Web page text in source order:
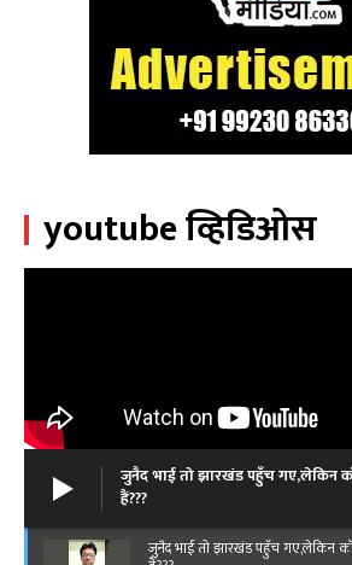
youtube व्हिडिओस
जुनैद भाई तो झारखंड पहुँच गए,लेकिन
हैं???
जुनैद भाई तो झारखंड पहुँच गए,लेकिन